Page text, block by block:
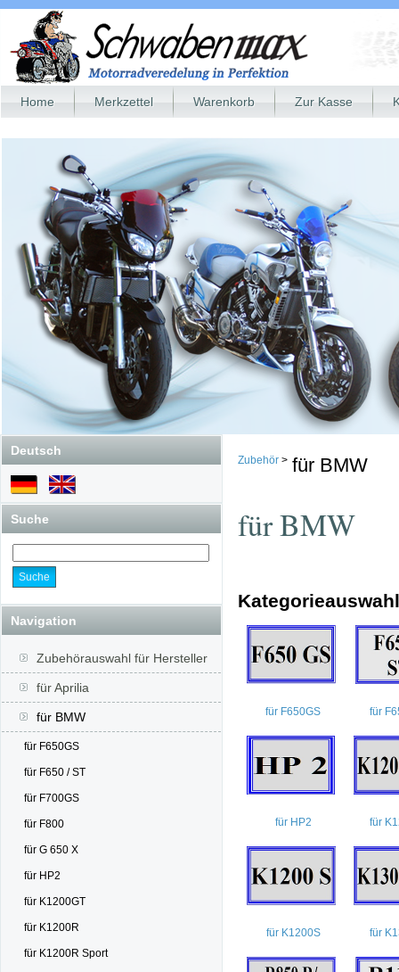
Home Merkzettel Warenkorb Zur Kasse
Deutsch
Suche
Navigation
Zubehörauswahl für Hersteller
für Aprilia
für BMW
für F650GS
für F650 / ST
für F700GS
für F800
für G 650 X
für HP2
für K1200GT
für K1200R
für K1200R Sport
Zubehör > für BMW
für BMW
Kategorieauswahl
für F650GS für
für HP2 für
für K1200S für